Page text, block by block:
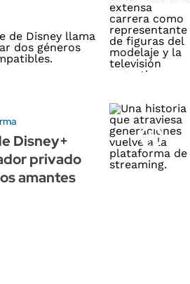
Disney+
privado
amantes